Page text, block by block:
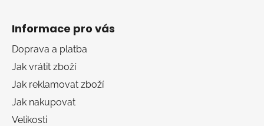
Informace pro vás
Doprava a platba
Jak vrátit zboží
Jak reklamovat zboží
Jak nakupovat
Velikosti